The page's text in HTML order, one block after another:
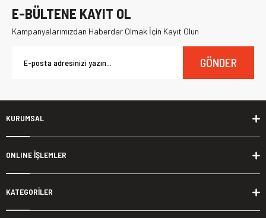
E-BÜLTENE KAYIT OL
Kampanyalarımızdan Haberdar Olmak İçin Kayıt Olun
GÖNDER
KURUMSAL
ONLINE İŞLEMLER
KATEGORİLER